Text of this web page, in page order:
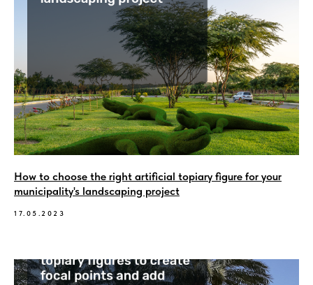
How to choose the right artificial topiary figure for your
municipality's landscaping project
17.05.2023